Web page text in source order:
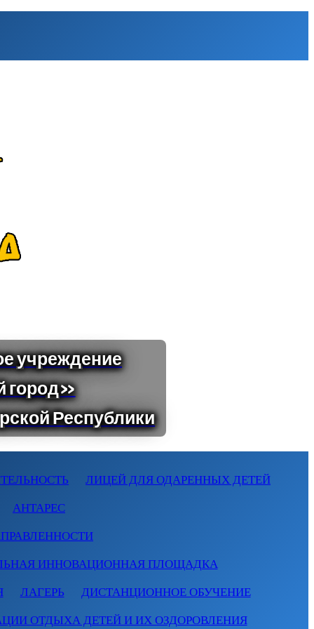
ЛИЦЕЙ ДЛЯ ОДАРЕННЫХ ДЕТЕЙ
АНТАРЕС
ИННОВАЦИОННАЯ ПЛОЩАДКА
ЛАГЕРЬ ДИСТАНЦИОННОЕ ОБУЧЕНИЕ
ОТДЫХА ДЕТЕЙ И ИХ ОЗДОРОВЛЕНИЯ